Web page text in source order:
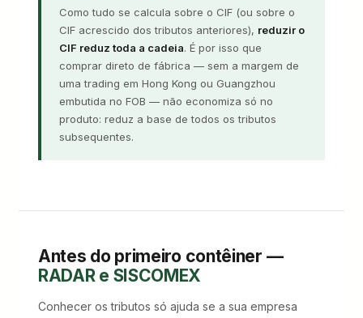
Como tudo se calcula sobre o CIF (ou sobre o
CIF acrescido dos tributos anteriores), reduzir o
CIF reduz toda a cadeia. É por isso que
comprar direto de fábrica — sem a margem de
uma trading em Hong Kong ou Guangzhou
embutida no FOB — não economiza só no
produto: reduz a base de todos os tributos
subsequentes.
Antes do primeiro contêiner —
RADAR e SISCOMEX
Conhecer os tributos só ajuda se a sua empresa